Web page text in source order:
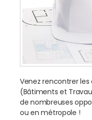
Venez rencontrer les
(Bâtiments et
de nombreuses
ou en métropole !